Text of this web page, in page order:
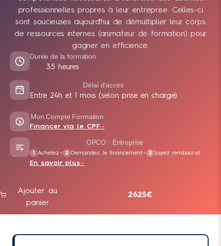
professionnelles propres à leur entreprise. Celles-ci
sont soucieuses aujourd'hui de démultiplier leur corps
de ressources internes (animateur de formation) pour
gagner en efficience.
Durée de la formation
35 heures
Délai d'accès
Entre 24h et 1 mois (selon prise en charge)
Mon Compte Formation
Financer via le CPF→
OPCO · Entreprise
1 Achetez→ 2 Demandez le financement→ 3 Soyez remboursé
En savoir plus→
Ajouter au
panier
2625€